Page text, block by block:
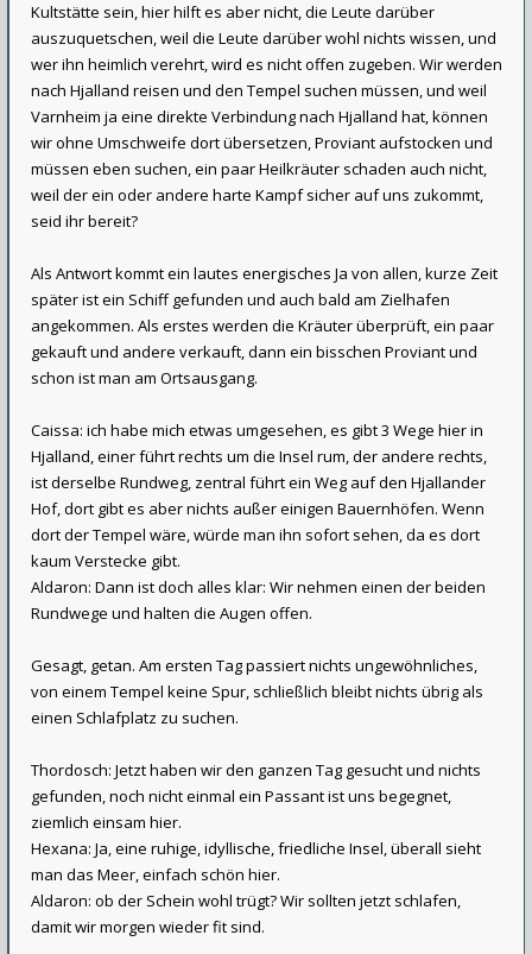
Kultstätte sein, hier hilft es aber nicht, die Leute darüber
auszuquetschen, weil die Leute darüber wohl nichts wissen, und
wer ihn heimlich verehrt, wird es nicht offen zugeben. Wir werden
nach Hjalland reisen und den Tempel suchen müssen, und weil
Varnheim ja eine direkte Verbindung nach Hjalland hat, können
wir ohne Umschweife dort übersetzen, Proviant aufstocken und
müssen eben suchen, ein paar Heilkräuter schaden auch nicht,
weil der ein oder andere harte Kampf sicher auf uns zukommt,
seid ihr bereit?
Als Antwort kommt ein lautes energisches Ja von allen, kurze Zeit
später ist ein Schiff gefunden und auch bald am Zielhafen
angekommen. Als erstes werden die Kräuter überprüft, ein paar
gekauft und andere verkauft, dann ein bisschen Proviant und
schon ist man am Ortsausgang.
Caissa: ich habe mich etwas umgesehen, es gibt 3 Wege hier in
Hjalland, einer führt rechts um die Insel rum, der andere rechts,
ist derselbe Rundweg, zentral führt ein Weg auf den Hjallander
Hof, dort gibt es aber nichts außer einigen Bauernhöfen. Wenn
dort der Tempel wäre, würde man ihn sofort sehen, da es dort
kaum Verstecke gibt.
Aldaron: Dann ist doch alles klar: Wir nehmen einen der beiden
Rundwege und halten die Augen offen.
Gesagt, getan. Am ersten Tag passiert nichts ungewöhnliches,
von einem Tempel keine Spur, schließlich bleibt nichts übrig als
einen Schlafplatz zu suchen.
Thordosch: Jetzt haben wir den ganzen Tag gesucht und nichts
gefunden, noch nicht einmal ein Passant ist uns begegnet,
ziemlich einsam hier.
Hexana: Ja, eine ruhige, idyllische, friedliche Insel, überall sieht
man das Meer, einfach schön hier.
Aldaron: ob der Schein wohl trügt? Wir sollten jetzt schlafen,
damit wir morgen wieder fit sind.